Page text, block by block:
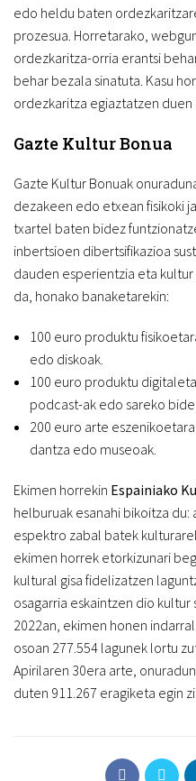
edo heldu baten
prozesua. Horretarako,
ordezkaritza-orria erantsi
behar bezala sinatuta. Kasu
ordezkaritza egiaztatzen duen
Gazte Kultur Bonua
Gazte Kultur Bonuak
dezakeen edo etxean fisikoki
txartel baten bidez
inbertsioen dibertsifikazioa
dauden esperientzia eta
da, honako banaketarekin:
100 euro produktu
edo diskoak.
100 euro produktu
podcast-ak edo sareko
200 euro arte
dantza edo museoak.
Ekimen horrekin Espainiako
helburuak esanahi bikoitza
espektro zabal batek
ekimen horrek etorkizunari
kultural gisa fidelizatzen
osagarria eskaintzen dio
2022an, ekimen honen
osoan 277.554 lagunek lortu
Apirilaren 30era arte,
duten 911.267 eragiketa egin